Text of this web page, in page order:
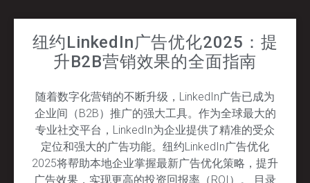
纽约LinkedIn广告优化2025：提
升B2B营销效果的全面指南
随着数字化营销的不断升级，LinkedIn广告已成为
企业间（B2B）推广的强大工具。作为全球最大的
专业社交平台，LinkedIn为企业提供了精准的受众
定位和强大的广告功能。纽约LinkedIn广告优化
2025将帮助本地企业掌握最新广告优化策略，提升
广告效果，实现更高的投资回报率（ROI）。 目录